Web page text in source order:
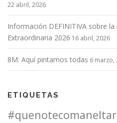
22 abril, 2026
Información DEFINITIVA sobre la
Extraordinaria 2026 16 abril, 2026
8M: Aquí pintamos todas 6 marzo,
ETIQUETAS